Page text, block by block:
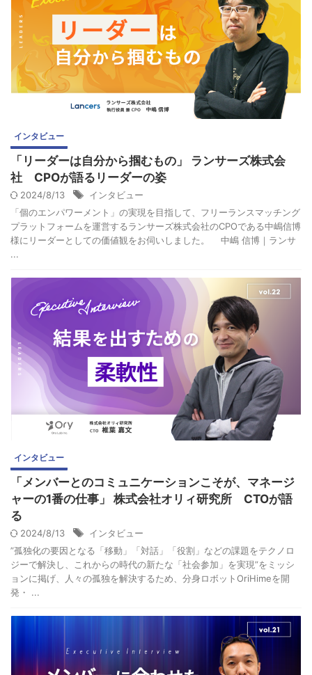
インタビュー
「リーダーは自分から掴むもの」 ランサーズ株式会
社 CPOが語るリーダーの姿
2024/8/13
インタビュー
「個のエンパワーメント」の実現を目指して、フリーランスマッチング
プラットフォームを運営するランサーズ株式会社のCPOである中嶋信博
様にリーダーとしての価値観をお伺いしました。 中嶋 信博｜ランサ
...
インタビュー
「メンバーとのコミュニケーションこそが、マネージ
ャーの1番の仕事」 株式会社オリィ研究所 CTOが語
る
2024/8/13
インタビュー
”孤独化の要因となる「移動」「対話」「役割」などの課題をテクノロ
ジーで解決し、これからの時代の新たな「社会参加」を実現”をミッシ
ョンに掲げ、人々の孤独を解決するため、分身ロボットOriHimeを開
発・ ...